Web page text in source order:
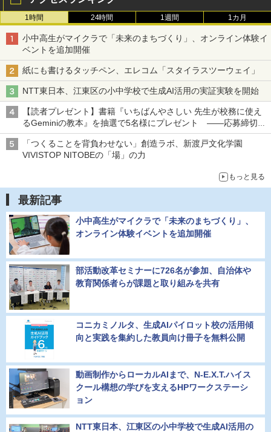
1時間 24時間 1週間 1カ月
小中高生がマイクラで「未来のまちづくり」、オンライン体験イ
ベントを追加開催
紙にも書けるタッチペン、エレコム「スタイラスツーウェイ」
NTT東日本、江東区の小中学校で生成AI活用の実証実験を開始
【読者プレゼント】書籍『いちばんやさしい 先生が校務に使え
るGeminiの教本』を抽選で5名様にプレゼント ――応募締切は
2026年8月12日（水）まで
「つくることを背負わせない」創造ラボ、新渡戸文化学園
VIVISTOP NITOBEの「場」の力
もっと見る
最新記事
小中高生がマイクラで「未来のまちづくり」、
オンライン体験イベントを追加開催
部活動改革セミナーに726名が参加、自治体や
教育関係者らが課題と取り組みを共有
コニカミノルタ、生成AIパイロット校の活用傾
向と実践を集約した教員向け冊子を無料公開
動画制作からローカルAIまで、N-E.X.T.ハイス
クール構想の学びを支えるHPワークステーシ
ョン
NTT東日本、江東区の小中学校で生成AI活用の